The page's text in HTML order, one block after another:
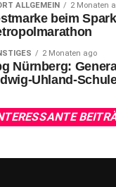
ALLGEMEIN 2 Monaten
beim
2 Monaten ago
Nürnberg:
Uhland-